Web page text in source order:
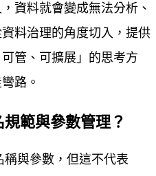
資料就會變成無法分析、
料治理的角度切入，提供
管、可擴展」的思考方
路。
範與參數管理？
與參數，但這不代表